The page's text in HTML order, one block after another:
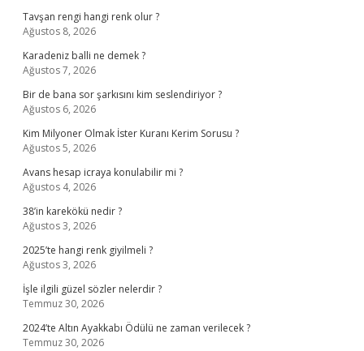
Tavşan rengi hangi renk olur ?
Ağustos 8, 2026
Karadeniz balli ne demek ?
Ağustos 7, 2026
Bir de bana sor şarkısını kim seslendiriyor ?
Ağustos 6, 2026
Kim Milyoner Olmak İster Kuranı Kerim Sorusu ?
Ağustos 5, 2026
Avans hesap icraya konulabilir mi ?
Ağustos 4, 2026
38’in karekökü nedir ?
Ağustos 3, 2026
2025’te hangi renk giyilmeli ?
Ağustos 3, 2026
İşle ilgili güzel sözler nelerdir ?
Temmuz 30, 2026
2024’te Altın Ayakkabı Ödülü ne zaman verilecek ?
Temmuz 30, 2026